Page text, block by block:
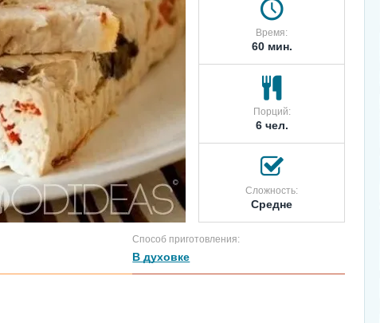
Время:
60 мин.
Порций:
6 чел.
Сложность:
Средне
Способ приготовления:
В духовке